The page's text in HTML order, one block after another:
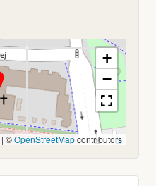
+
−
| ©OpenStreetMapcontributors